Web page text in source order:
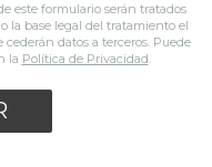
este formulario serán tratados
la base legal del tratamiento el
datos a terceros. Puede
la Política de Privacidad.